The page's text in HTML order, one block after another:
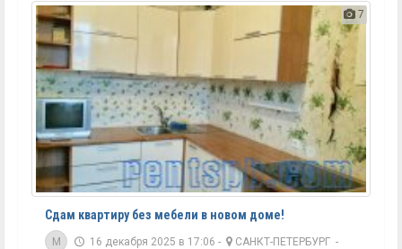
7
Сдам квартиру без мебели в новом доме!
M 16 декабря 2025 в 17:06 - САНКТ-ПЕТЕРБУРГ -